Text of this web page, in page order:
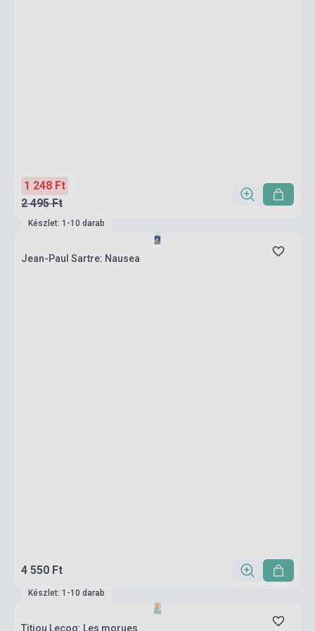
1 248 Ft
2 495 Ft
Készlet: 1-10 darab
Jean-Paul Sartre: Nausea
4 550 Ft
Készlet: 1-10 darab
Titiou Lecoq: Les morues